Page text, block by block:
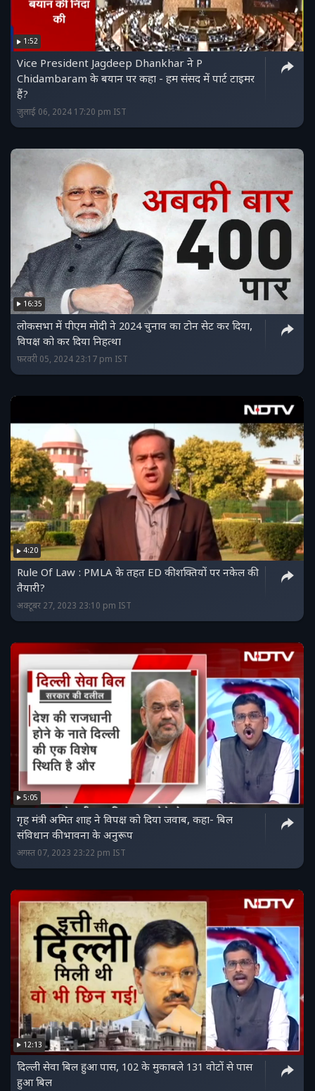
1:52
Vice President Jagdeep Dhankhar ने P
Chidambaram के बयान पर कहा - हम संसद में पार्ट टाइमर
हैं?
जुलाई 06, 2024 17:20 pm IST
16:35
लोकसभा में पीएम मोदी ने 2024 चुनाव का टोन सेट कर दिया,
विपक्ष को कर दिया निहत्था
फ़रवरी 05, 2024 23:17 pm IST
4:20
Rule Of Law : PMLA के तहत ED की शक्तियों पर नकेल की
तैयारी?
अक्टूबर 27, 2023 23:10 pm IST
5:05
गृह मंत्री अमित शाह ने विपक्ष को दिया जवाब, कहा- बिल
संविधान की भावना के अनुरूप
अगस्त 07, 2023 23:22 pm IST
12:13
दिल्ली सेवा बिल हुआ पास, 102 के मुकाबले 131 वोटों से पास
हुआ बिल